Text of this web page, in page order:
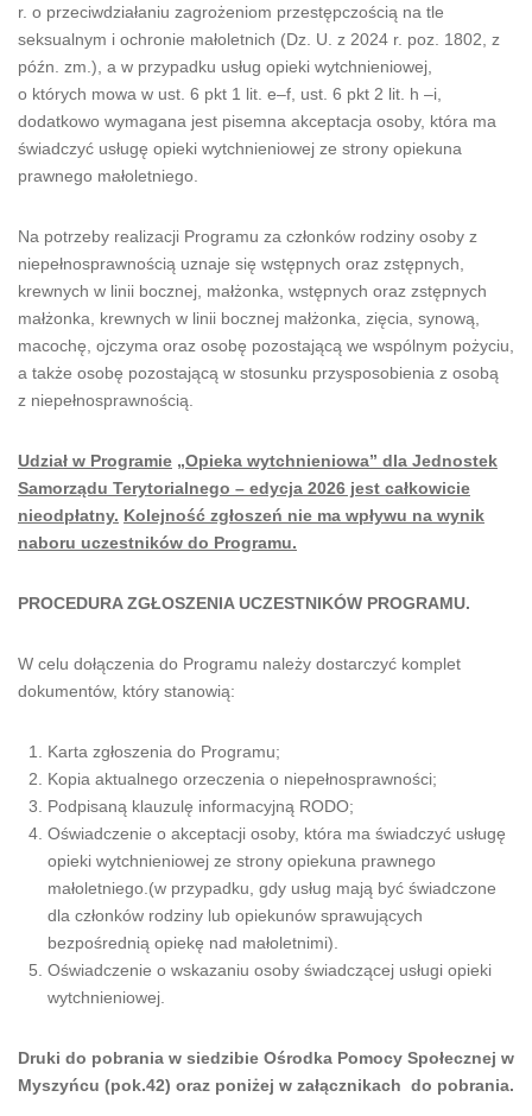
r. o przeciwdziałaniu zagrożeniom przestępczością na tle
seksualnym i ochronie małoletnich (Dz. U. z 2024 r. poz. 1802, z
późn. zm.), a w przypadku usług opieki wytchnieniowej,
o których mowa w ust. 6 pkt 1 lit. e–f, ust. 6 pkt 2 lit. h –i,
dodatkowo wymagana jest pisemna akceptacja osoby, która ma
świadczyć usługę opieki wytchnieniowej ze strony opiekuna
prawnego małoletniego.
Na potrzeby realizacji Programu za członków rodziny osoby z
niepełnosprawnością uznaje się wstępnych oraz zstępnych,
krewnych w linii bocznej, małżonka, wstępnych oraz zstępnych
małżonka, krewnych w linii bocznej małżonka, zięcia, synową,
macochę, ojczyma oraz osobę pozostającą we wspólnym pożyciu,
a także osobę pozostającą w stosunku przysposobienia z osobą
z niepełnosprawnością.
Udział w Programie „Opieka wytchnieniowa” dla Jednostek
Samorządu Terytorialnego – edycja 2026 jest całkowicie
nieodpłatny. Kolejność zgłoszeń nie ma wpływu na wynik
naboru uczestników do Programu.
PROCEDURA ZGŁOSZENIA UCZESTNIKÓW PROGRAMU.
W celu dołączenia do Programu należy dostarczyć komplet
dokumentów, który stanowią:
Karta zgłoszenia do Programu;
Kopia aktualnego orzeczenia o niepełnosprawności;
Podpisaną klauzulę informacyjną RODO;
Oświadczenie o akceptacji osoby, która ma świadczyć usługę
opieki wytchnieniowej ze strony opiekuna prawnego
małoletniego.(w przypadku, gdy usług mają być świadczone
dla członków rodziny lub opiekunów sprawujących
bezpośrednią opiekę nad małoletnimi).
Oświadczenie o wskazaniu osoby świadczącej usługi opieki
wytchnieniowej.
Druki do pobrania w siedzibie Ośrodka Pomocy Społecznej w
Myszyńcu (pok.42) oraz poniżej w załącznikach do pobrania.